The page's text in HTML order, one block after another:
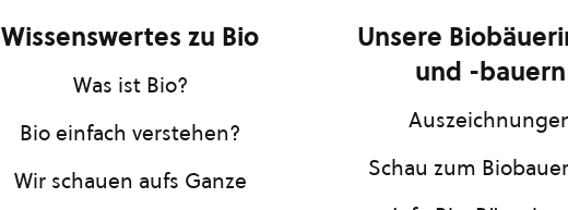
Wissenswertes zu Bio
Was ist Bio?
Bio einfach verstehen?
Wir schauen aufs Ganze
Unsere
und -bauern
Schau zum